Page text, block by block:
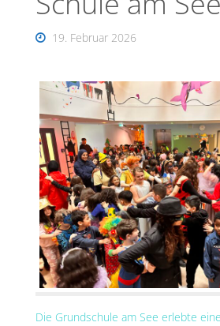
19. Februar 2026
Die Grundschule am See erlebte